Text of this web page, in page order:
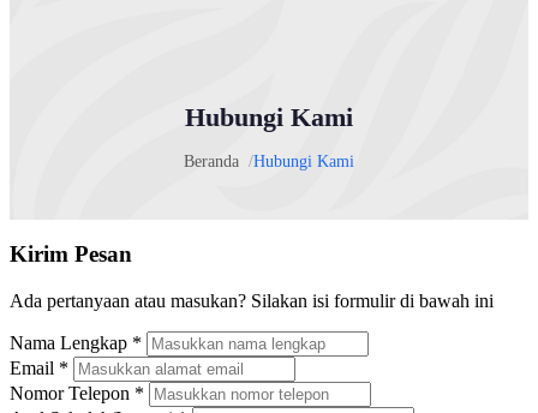
Hubungi Kami
Beranda Hubungi Kami
Kirim Pesan
Ada pertanyaan atau masukan? Silakan isi formulir di bawah ini
Nama Lengkap *
Email *
Nomor Telepon *